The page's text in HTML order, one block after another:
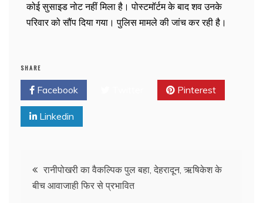
कोई सुसाइड नोट नहीं मिला है। पोस्टमॉर्टम के बाद शव उनके
परिवार को सौंप दिया गया। पुलिस मामले की जांच कर रही है।
SHARE
Facebook Pinterest
Linkedin
रानीपोखरी का वैकल्पिक पुल बहा, देहरादून, ऋषिकेश के
बीच आवाजाही फिर से प्रभावित